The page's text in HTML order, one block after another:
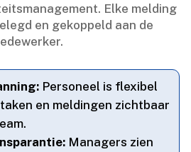
Elke melding
en gekoppeld aan de
Personeel is flexibel
en meldingen zichtbaar
Managers zien